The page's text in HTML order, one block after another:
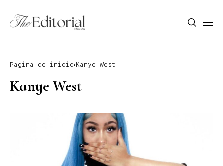
Pagina de inicio Kanye West
Kanye West